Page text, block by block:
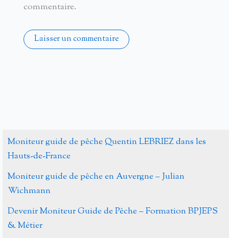
commentaire.
Moniteur guide de pêche Quentin LEBRIEZ dans les
Hauts-de-France
Moniteur guide de pêche en Auvergne – Julian
Wichmann
Devenir Moniteur Guide de Pêche – Formation BPJEPS
& Métier